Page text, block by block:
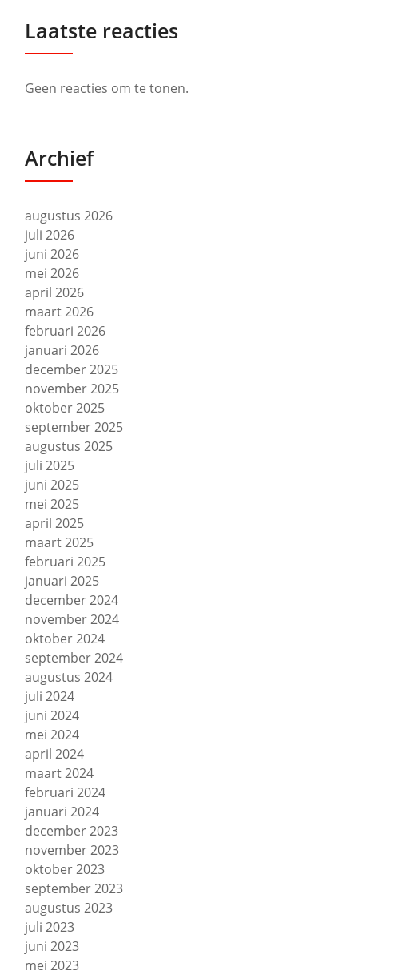
Laatste reacties
Geen reacties om te tonen.
Archief
augustus 2026
juli 2026
juni 2026
mei 2026
april 2026
maart 2026
februari 2026
januari 2026
december 2025
november 2025
oktober 2025
september 2025
augustus 2025
juli 2025
juni 2025
mei 2025
april 2025
maart 2025
februari 2025
januari 2025
december 2024
november 2024
oktober 2024
september 2024
augustus 2024
juli 2024
juni 2024
mei 2024
april 2024
maart 2024
februari 2024
januari 2024
december 2023
november 2023
oktober 2023
september 2023
augustus 2023
juli 2023
juni 2023
mei 2023